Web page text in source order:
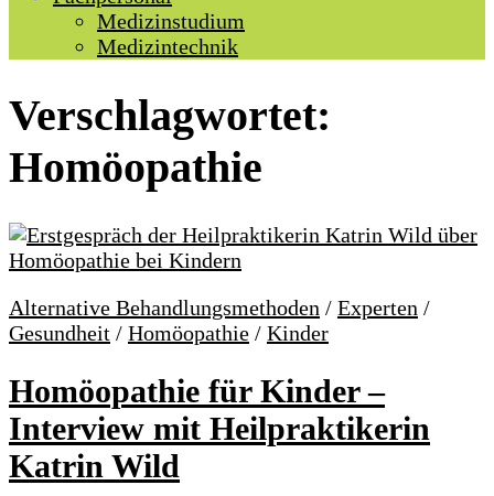
Medizinstudium
Medizintechnik
Verschlagwortet:
Homöopathie
Alternative Behandlungsmethoden / Experten /
Gesundheit / Homöopathie / Kinder
Homöopathie für Kinder –
Interview mit Heilpraktikerin
Katrin Wild